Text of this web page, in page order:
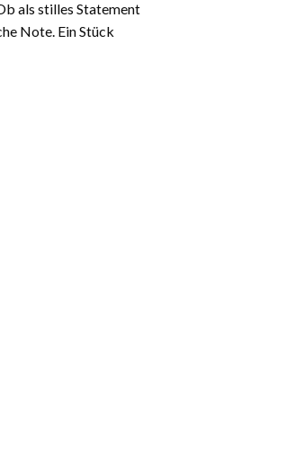
als stilles Statement
Note. Ein Stück